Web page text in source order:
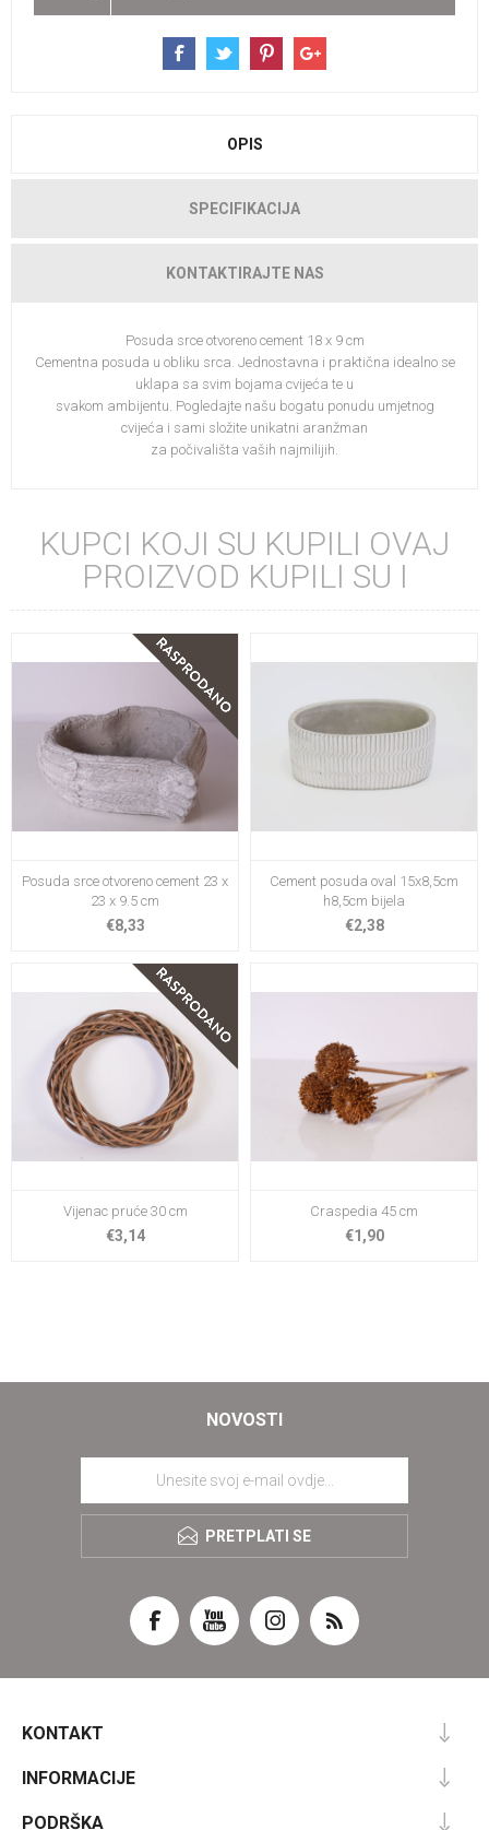
OPIS
SPECIFIKACIJA
KONTAKTIRAJTE NAS
Posuda srce otvoreno cement 18 x 9 cm
Cementna posuda u obliku srca. Jednostavna i praktična idealno se
uklapa sa svim bojama cvijeća te u
svakom ambijentu. Pogledajte našu bogatu ponudu umjetnog
cvijeća i sami složite unikatni aranžman
za počivališta vaših najmilijih.
KUPCI KOJI SU KUPILI OVAJ
PROIZVOD KUPILI SU I
Posuda srce otvoreno cement 23 x
23 x 9.5 cm
€8,33
Cement posuda oval 15x8,5cm
h8,5cm bijela
€2,38
Vijenac pruće 30 cm
€3,14
Craspedia 45 cm
€1,90
NOVOSTI
PRETPLATI SE
KONTAKT
INFORMACIJE
PODRŠKA